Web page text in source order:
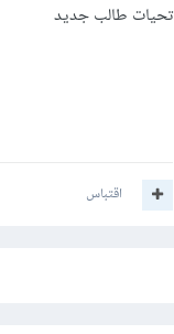
تحيات طالب جديد
اقتباس